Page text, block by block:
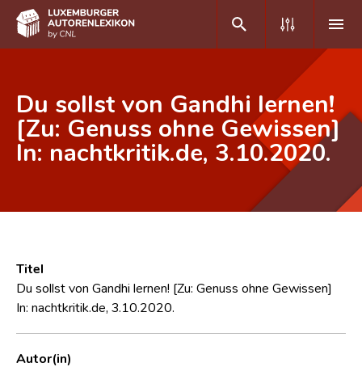
DE FR
Home
Erweiterte Suche
CNL
Forschungsgruppe
Du sollst von Gandhi lernen!
[Zu: Genuss ohne Gewissen]
In: nachtkritik.de, 3.10.2020.
Titel
Du sollst von Gandhi lernen! [Zu: Genuss ohne Gewissen]
In: nachtkritik.de, 3.10.2020.
Autor(in)